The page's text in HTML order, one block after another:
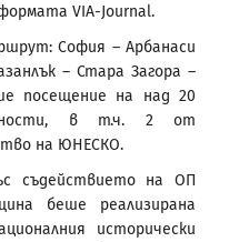
VIA-Journal.
София – Арбанаси
– Стара Загора –
посещение на над 20
в т.ч. 2 от
на ЮНЕСКО.
съдействието на ОП
беше реализирана
исторически